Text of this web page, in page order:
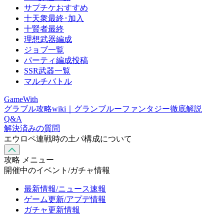
サプチケおすすめ
十天衆最終･加入
十賢者最終
理想武器編成
ジョブ一覧
パーティ編成投稿
SSR武器一覧
マルチバトル
GameWith
グラブル攻略wiki｜グランブルーファンタジー徹底解説
Q&A
解決済みの質問
エウロペ連戦時の土パ構成について
攻略 メニュー
開催中のイベント/ガチャ情報
最新情報/ニュース速報
ゲーム更新/アプデ情報
ガチャ更新情報